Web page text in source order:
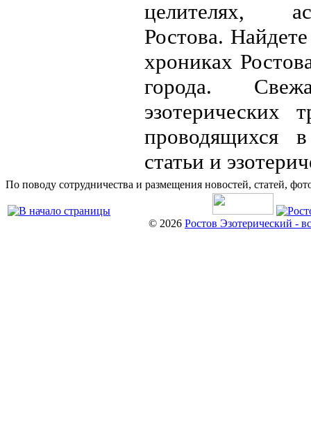
целителях,
Ростова.
хрониках
города.
эзотерических
проводящихся
статьи и
По поводу сотрудничества и размещения новостей, статей,
© 2026 Ростов Эзотерический -